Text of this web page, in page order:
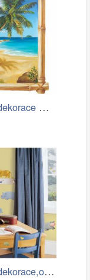
Samolepící dekorace Okno tropické
Samolepící dekorace,obrázky - samolepky…